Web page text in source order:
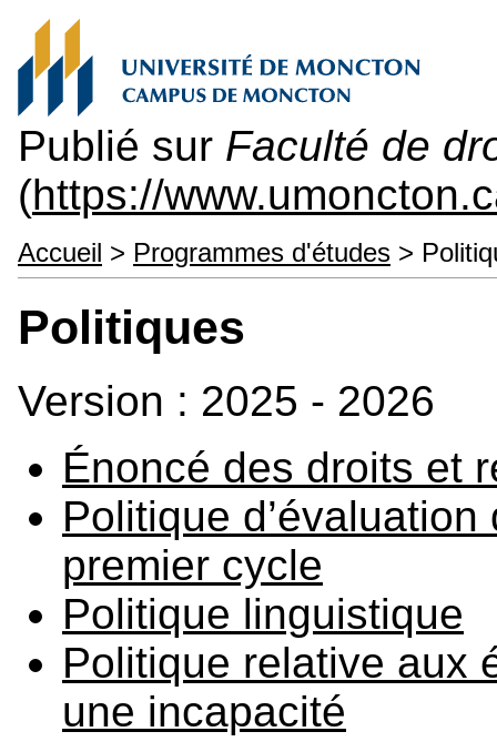
Publié sur Faculté de
(https://
Accueil > Programmes d'études >
Politiques
Version : 2025 - 2026
Énoncé des droits et
Politique
premier cycle
Politique linguistique
Politique relative aux
une incapacité